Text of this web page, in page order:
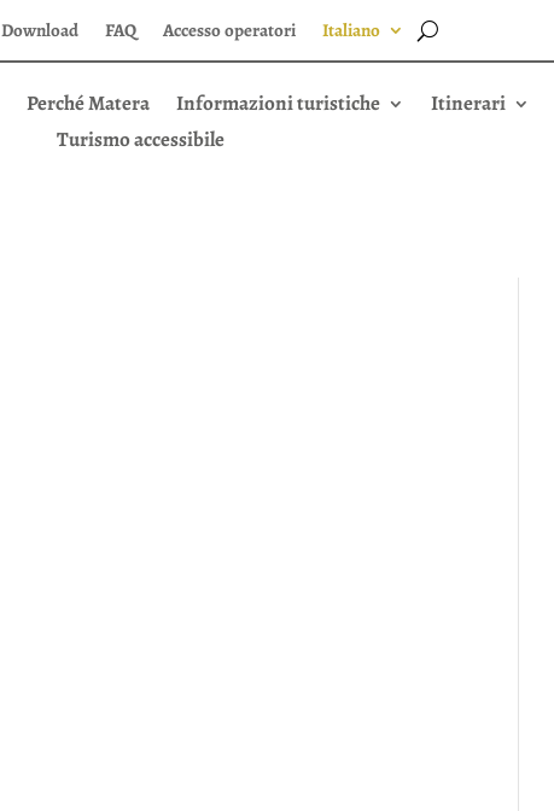
Download FAQ Accesso operatori Italiano
Perché Matera Informazioni turistiche
Itinerari
Turismo accessibile